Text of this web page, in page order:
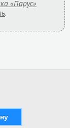
«Парус»
.